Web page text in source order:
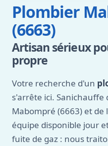
Plombier
(6663)
Artisan sérieux
propre
Votre recherche d'un
s'arrête ici. Sanichauffe
Mabompré (6663) et
équipe disponible jour
fuite de gaz : nous